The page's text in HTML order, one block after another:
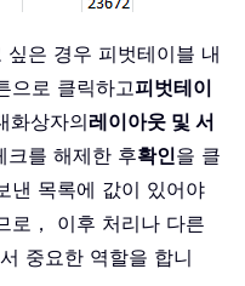
은 경우 피벗테이블 내
으로 클릭하고피벗테이
화상자의레이아웃 및 서
크를 해제한 후확인을 클
낸 목록에 값이 있어야
로， 이후 처리나 다른
중요한 역할을 합니